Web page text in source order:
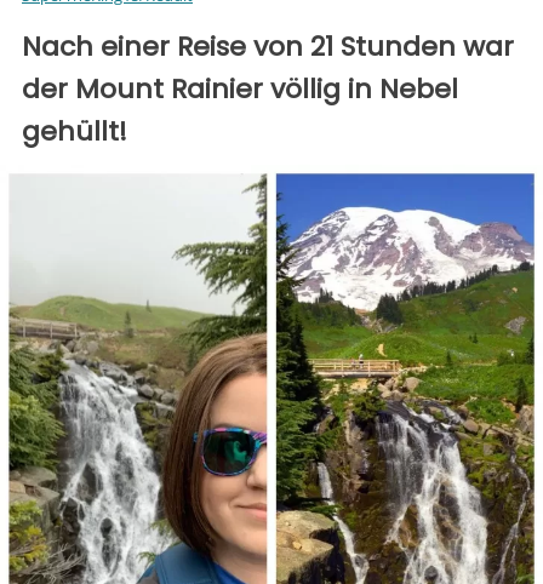
Nach einer Reise von 21 Stunden war
der Mount Rainier völlig in Nebel
gehüllt!